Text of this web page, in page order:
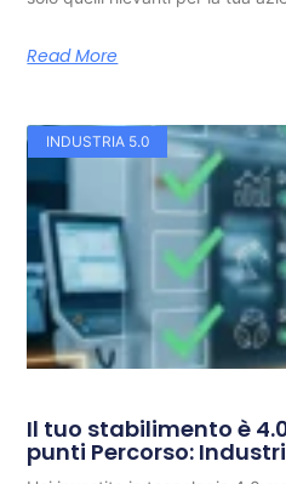
Read More
INDUSTRIA 5.0
Il tuo stabilimento è
punti Percorso: